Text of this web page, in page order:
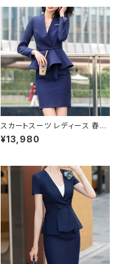
ジャケット セットアップ タイト ロ
ング スカートスーツ オフィス ス
カート ショートスカート タイトス
カート OL オフィスカジュアル
結婚式 パーティー 卒業式 入学
式 卒園式 入園式 お呼ばれ ブ
ルーグレー ベージュ ブラック 1
0代 20代 30代 40代 C-WAW
1060
スカートスーツ レディース 春夏
秋冬 春 夏 秋 冬 黒 紺 スーツ
上下セット 2点セット ジャケット
ロング スカートスーツ ミニスカ
ート ペプラム フリル ペプラムジ
ャケット レディーススーツ 大き
いサイズ 変形デザイン タイトス
カート ミニスカート スーツスカ
ート オフィス OL オフィスカジュ
アル ビジネス 結婚式 パーティ
ー お呼ばれ ネイビー パープル
ブラック 10代 20代 30代 40代
C-WAW1037
¥13,980